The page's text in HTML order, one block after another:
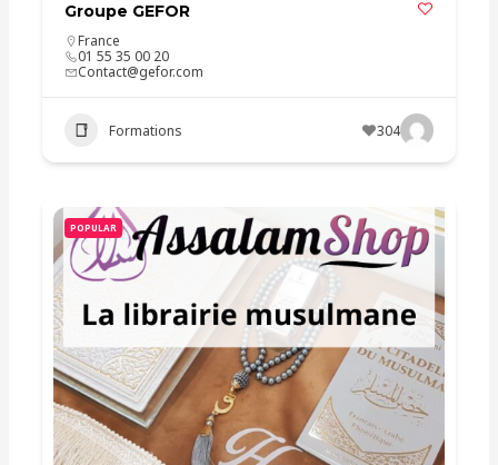
Groupe GEFOR
France
01 55 35 00 20
Contact@gefor.com
Formations 304
POPULAR